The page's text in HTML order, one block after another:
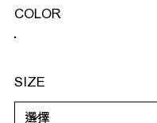
COLOR
SIZE